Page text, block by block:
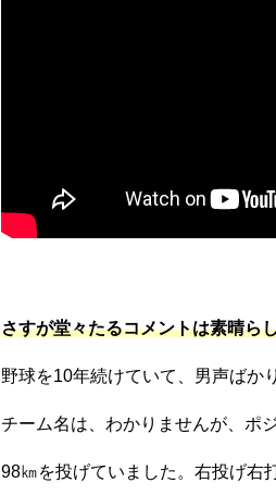
さすが堂々たるコメントは素晴ら
野球を10年続けていて、男声ばか
チーム名は、わかりませんが、ポ
98㎞を投げていました。右投げ右